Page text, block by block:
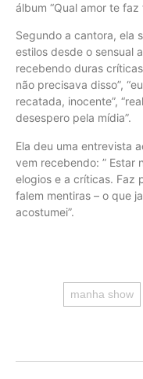
álbum “Qual amor te faz
Segundo a cantora, ela
estilos desde o sensual
recebendo duras
não precisava disso”,
recatada, inocente”,
desespero pela mídia”.
Ela deu uma entrevista
vem recebendo: ” Estar
elogios e a críticas. Faz
falem mentiras – o que
acostumei”.
manha show